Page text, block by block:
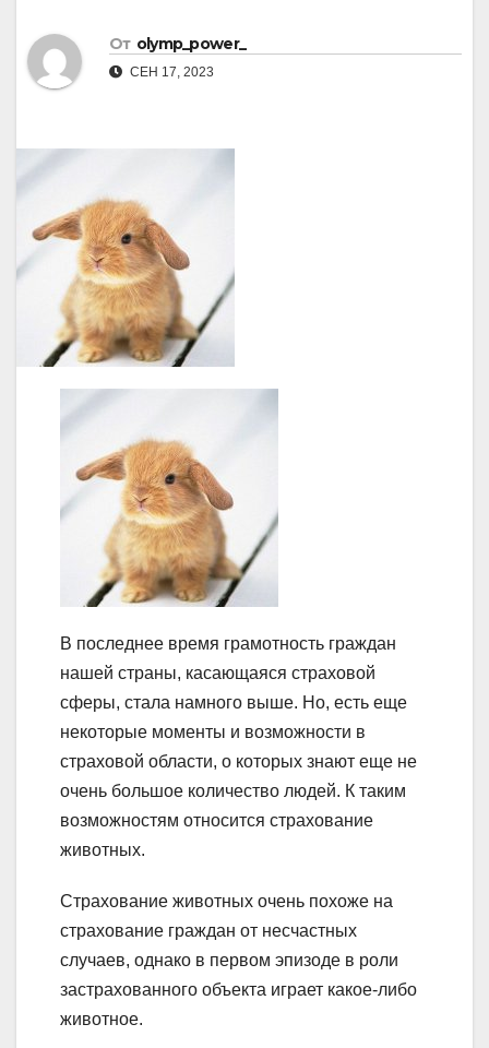
От olymp_power_
СЕН 17, 2023
В последнее время грамотность граждан
нашей страны, касающаяся страховой
сферы, стала намного выше. Но, есть еще
некоторые моменты и возможности в
страховой области, о которых знают еще не
очень большое количество людей. К таким
возможностям относится страхование
животных.
Страхование животных очень похоже на
страхование граждан от несчастных
случаев, однако в первом эпизоде в роли
застрахованного объекта играет какое-либо
животное.